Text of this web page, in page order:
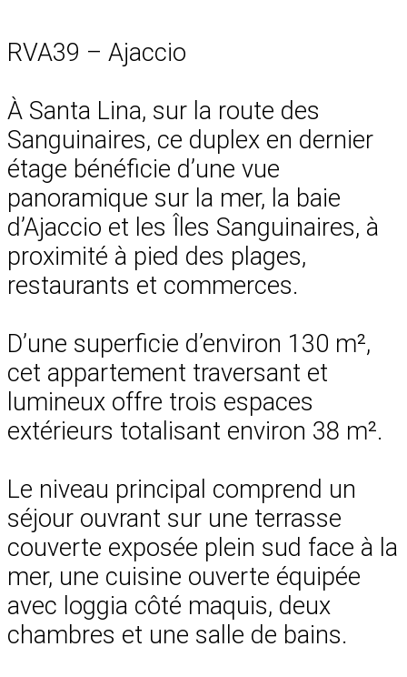
RVA39 – Ajaccio
À Santa Lina, sur la route des
Sanguinaires, ce duplex en dernier
étage bénéficie d’une vue
panoramique sur la mer, la baie
d’Ajaccio et les Îles Sanguinaires, à
proximité à pied des plages,
restaurants et commerces.
D’une superficie d’environ 130 m²,
cet appartement traversant et
lumineux offre trois espaces
extérieurs totalisant environ 38 m².
Le niveau principal comprend un
séjour ouvrant sur une terrasse
couverte exposée plein sud face à la
mer, une cuisine ouverte équipée
avec loggia côté maquis, deux
chambres et une salle de bains.